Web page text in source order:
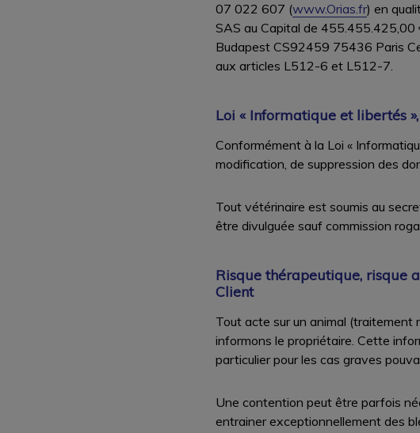
07 022 607 (www.Orias.fr) en
SAS au Capital de 455.455.425,00
Budapest CS92459 75436 Paris
aux articles L512-6 et L512-7.
Loi « Informatique et libertés
Conformément à la Loi «
modification, de suppression des
Tout vétérinaire est soumis au
être divulguée sauf commission
Risque thérapeutique, risque
Client
Tout acte sur un animal (traitement
informons le propriétaire. Cette
particulier pour les cas graves
Une contention peut être parfois
entrainer exceptionnellement des